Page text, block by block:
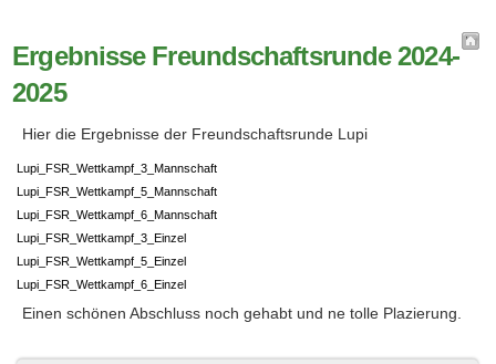
Ergebnisse Freundschaftsrunde 2024-
2025
Hier die Ergebnisse der Freundschaftsrunde Lupi
Lupi_FSR_Wettkampf_3_Mannschaft
Lupi_FSR_Wettkampf_5_Mannschaft
Lupi_FSR_Wettkampf_6_Mannschaft
Lupi_FSR_Wettkampf_3_Einzel
Lupi_FSR_Wettkampf_5_Einzel
Lupi_FSR_Wettkampf_6_Einzel
Einen schönen Abschluss noch gehabt und ne tolle Plazierung.